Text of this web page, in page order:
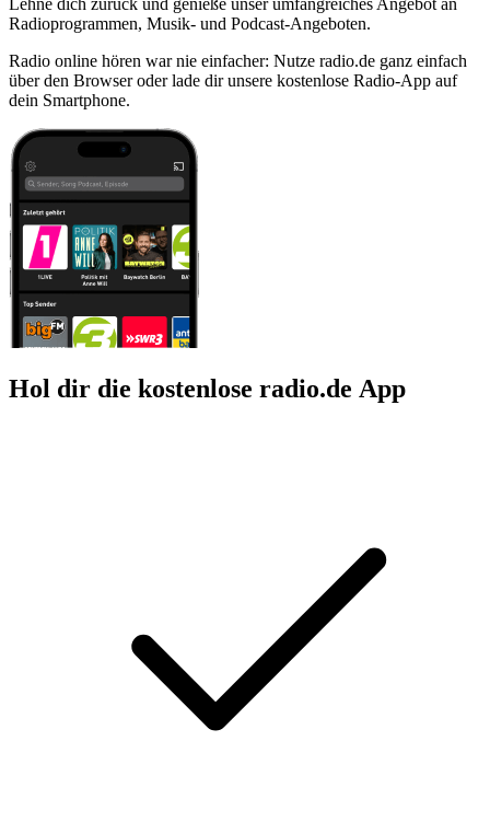
Radioprogrammen, Musik- und Podcast-Angeboten.
Radio online hören war nie einfacher: Nutze radio.de ganz einfach
über den Browser oder lade dir unsere kostenlose Radio-App auf
dein Smartphone.
Hol dir die kostenlose radio.de App